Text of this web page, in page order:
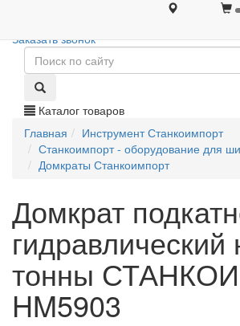
+7 (495) 646-
Заказать звонок
Каталог товаров
Главная
Инструмент Станкоимпорт
Станкоимпорт - оборудование для
Домкраты Станкоимпорт
Домкрат
гидравлический
тонны
HM5903